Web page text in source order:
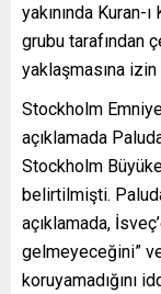
yakınında Kuran-
grubu tarafından
yaklaşmasına
Stockholm
açıklamada
Stockholm
belirtilmişti.
açıklamada,
gelmeyeceğini”
koruyamadığını